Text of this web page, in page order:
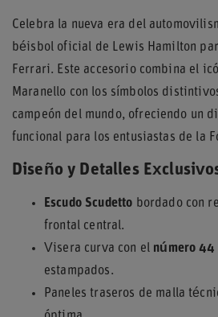
Celebra la nueva era del
béisbol oficial de Lewis Hamilton
Ferrari. Este accesorio combina el
Maranello con los símbolos
campeón del mundo, ofreciendo un
funcional para los entusiastas de la
Diseño y Detalles
Escudo Scudetto bordado con
frontal central.
Visera curva con el número 44
estampados.
Paneles traseros de malla